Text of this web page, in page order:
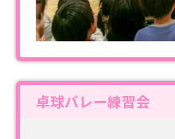
卓球バレー練習会